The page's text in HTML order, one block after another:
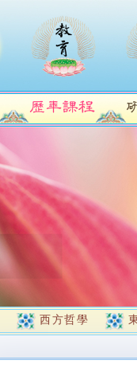
西方哲學